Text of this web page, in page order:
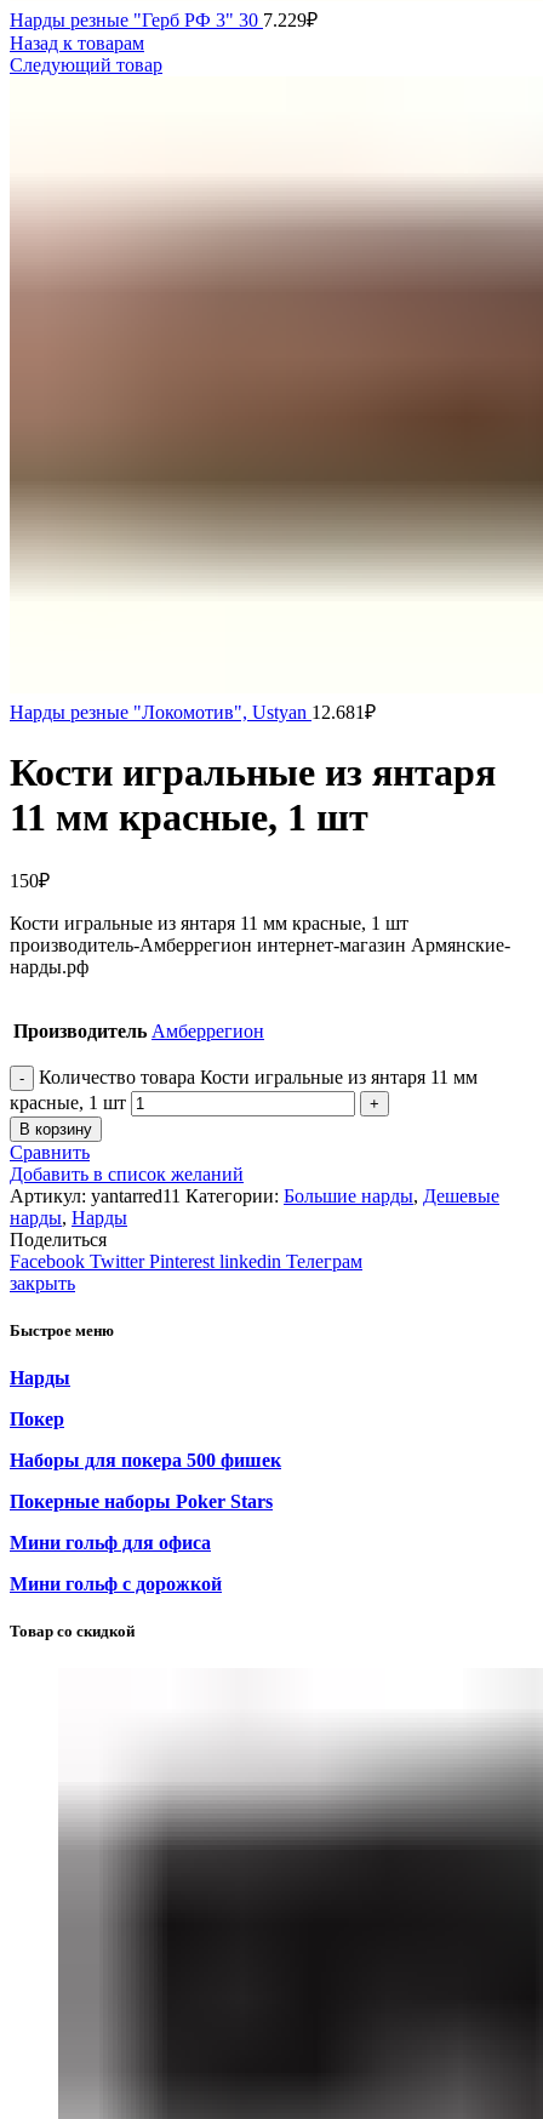
Нарды резные "Герб РФ 3" 30 7.229₽
Назад к товарам
Следующий товар
Нарды резные "Локомотив", Ustyan 12.681₽
Кости игральные из янтаря
11 мм красные, 1 шт
150₽
Кости игральные из янтаря 11 мм красные, 1 шт
производитель-Амберрегион интернет-магазин Армянские-
нарды.рф
Производитель Амберрегион
Количество товара Кости игральные из янтаря 11 мм
красные, 1 шт
В корзину
Сравнить
Добавить в список желаний
Артикул: yantarred11 Категории: Большие нарды, Дешевые
нарды, Нарды
Поделиться
Facebook Twitter Pinterest linkedin Телеграм
закрыть
Быстрое меню
Нарды
Покер
Наборы для покера 500 фишек
Покерные наборы Poker Stars
Мини гольф для офиса
Мини гольф с дорожкой
Товар со скидкой